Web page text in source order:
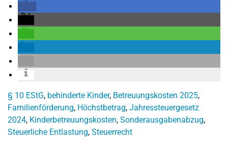
§ 10 EStG, behinderte Kinder, Betreuungskosten 2025,
Familienförderung, Höchstbetrag, Jahressteuergesetz
2024, Kinderbetreuungskosten, Sonderausgabenabzug,
Steuerliche Entlastung, Steuerrecht